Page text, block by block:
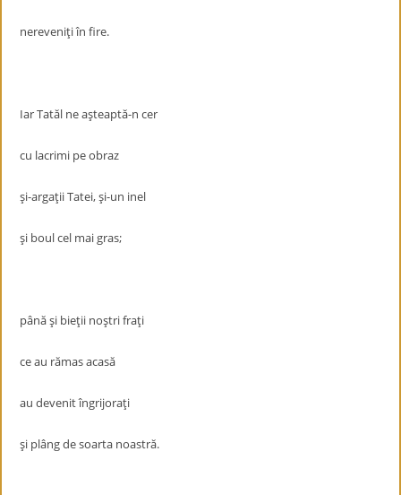
nereveniţi în fire.
Iar Tatăl ne aşteaptă-n cer
cu lacrimi pe obraz
şi-argaţii Tatei, şi-un inel
şi boul cel mai gras;
până şi bieţii noştri fraţi
ce au rămas acasă
au devenit îngrijoraţi
şi plâng de soarta noastră.